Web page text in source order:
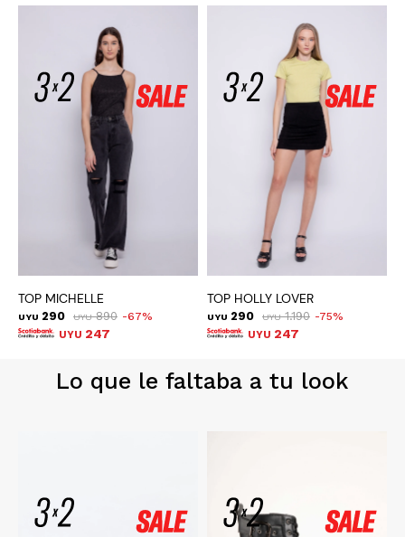
TOP MICHELLE
UYU 290 UYU 890 67
UYU 247
TOP HOLLY LOVER
UYU 290 UYU 1.190 75
UYU 247
Lo que le faltaba a tu look